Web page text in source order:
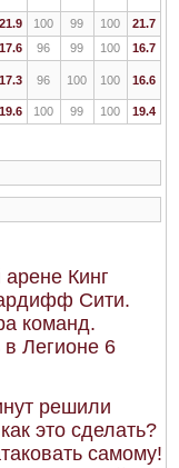
21.9 100 99 100
21.7
17.6 96 99 100 16.7
17.3 96 100 100 16.6
19.6 100 99 100 19.4
Кинг
Сити.
команд.
в Легионе 6
решили
это сделать?
самому!